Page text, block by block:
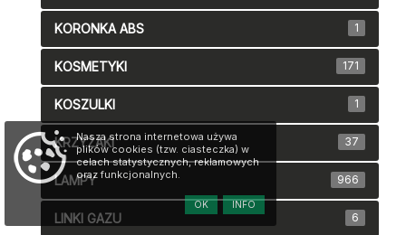
KORONKA ABS 1
KOSMETYKI 171
KOSZULKI 1
KRZYŻAKI 37
LAMPY 966
LINKI GAZU 6
Nasza strona internetowa używa
plików cookies (tzw. ciasteczka) w
celach statystycznych, reklamowych
oraz funkcjonalnych.
INFO
OK